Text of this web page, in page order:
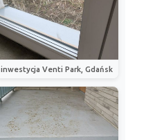
inwestycja Venti Park, Gdańsk